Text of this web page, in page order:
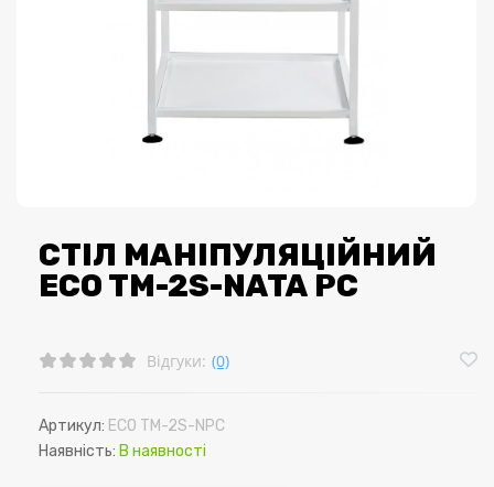
СТІЛ МАНІПУЛЯЦІЙНИЙ
ECO TМ-2S-NATA РС
Відгуки: (0)
Артикул: ECO TM-2S-NPC
Наявність: В наявності